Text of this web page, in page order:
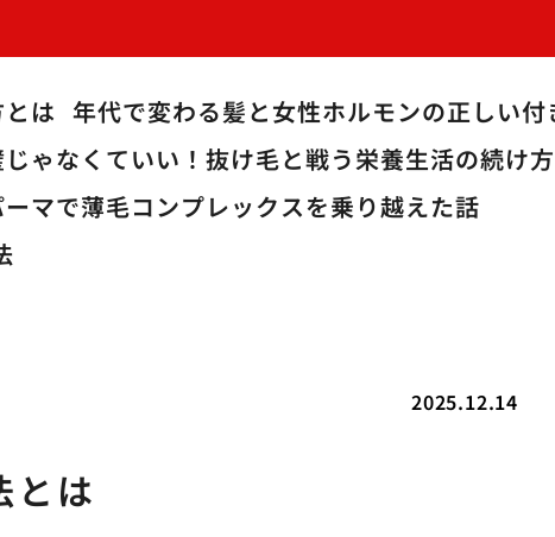
は 年代で変わる髪と女性ホルモンの正しい付
ゃなくていい！抜け毛と戦う栄養生活の続け方
マで薄毛コンプレックスを乗り越えた話
2025.12.14
とは